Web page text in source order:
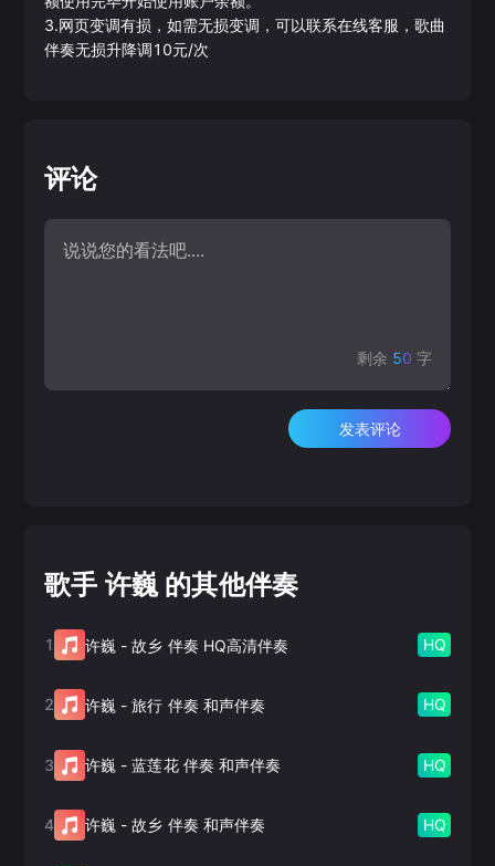
3.网页变调有损，如需无损变调，可以联系在线客服，歌曲
伴奏无损升降调10元/次
评论
剩余 50 字
发表评论
歌手 许巍 的其他伴奏
1 许巍 -故乡 伴奏 HQ高清伴奏 HQ
2 许巍 -旅行 伴奏 和声伴奏 HQ
3 许巍 -蓝莲花 伴奏 和声伴奏 HQ
4 许巍 -故乡 伴奏 和声伴奏 HQ